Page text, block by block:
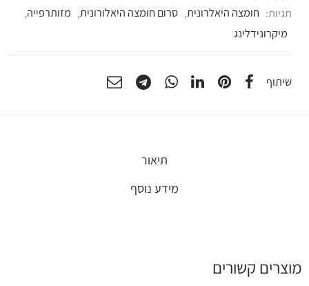
תגיות: חומצה היאלרונית, סרום חומצה היאלורונית, מזותרפייה,
מיקרונידלינג
שיתוף
תיאור
מידע נוסף
מוצרים קשורים